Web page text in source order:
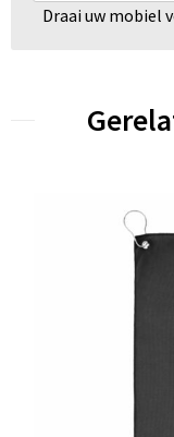
Draai uw mobiel